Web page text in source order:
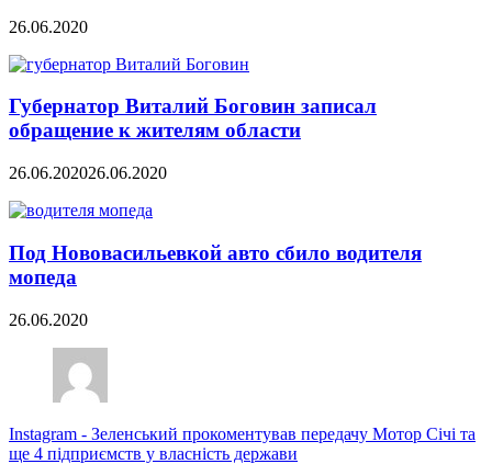
26.06.2020
Губернатор Виталий Боговин записал
обращение к жителям области
26.06.202026.06.2020
Под Нововасильевкой авто сбило водителя
мопеда
26.06.2020
Instagram - Зеленський прокоментував передачу Мотор Січі та
ще 4 підприємств у власність держави